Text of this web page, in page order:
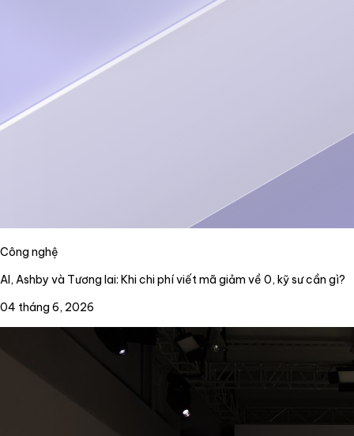
Công nghệ
AI, Ashby và Tương lai: Khi chi phí viết mã giảm về 0, kỹ sư cần gì?
04 tháng 6, 2026